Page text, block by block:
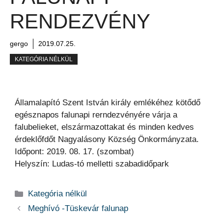
RENDEZVÉNY
gergo 2019.07.25.
KATEGÓRIA NÉLKÜL
Államalapító Szent István király emlékéhez kötődő
egésznapos falunapi rerndezvényére várja a
falubelieket, elszármazottakat és minden kedves
érdeklőfdőt Nagyalásony Község Önkormányzata.
Időpont: 2019. 08. 17. (szombat)
Helyszín: Ludas-tó melletti szabadidőpark
Kategória
Kategória nélkül
Meghívó -Tüskevár falunap